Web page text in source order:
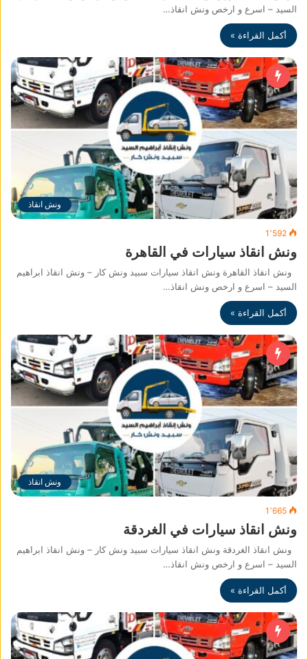
السيد – اسرع و ارخص ونش انقاذ…
أكمل القراءة »
ونش انقاذ
1٬592
ونش انقاذ سيارات في القاهرة
ونش انقاذ القاهرة ونش انقاذ سيارات سبيد ونش كار – ونش انقاذ ابراهيم
السيد – اسرع و ارخص ونش انقاذ…
أكمل القراءة »
ونش انقاذ
1٬665
ونش انقاذ سيارات في الغردقة
ونش انقاذ الغردقة ونش انقاذ سيارات سبيد ونش كار – ونش انقاذ ابراهيم
السيد – اسرع و ارخص ونش انقاذ…
أكمل القراءة »